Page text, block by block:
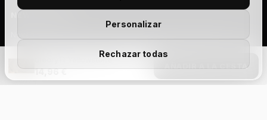
Rechazar todas
Personalizar
theory11 Yellowstone
14,96 €
AÑADIR A LA CESTA
NEWSLETTER
Novedades, lanzamientos y ofertas exclusivas. Sin spam.
Suscribirme